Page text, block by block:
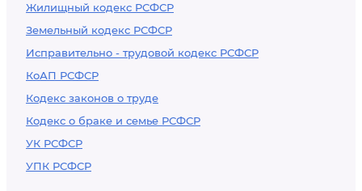
Жилищный кодекс РСФСР
Земельный кодекс РСФСР
Исправительно - трудовой кодекс РСФСР
КоАП РСФСР
Кодекс законов о труде
Кодекс о браке и семье РСФСР
УК РСФСР
УПК РСФСР